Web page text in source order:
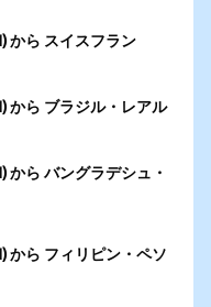
ら スイスフラン
ら ブラジル・レアル
ら バングラデシュ・
ら フィリピン・ペソ